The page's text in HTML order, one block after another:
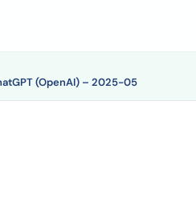
(OpenAI) – 2025-05